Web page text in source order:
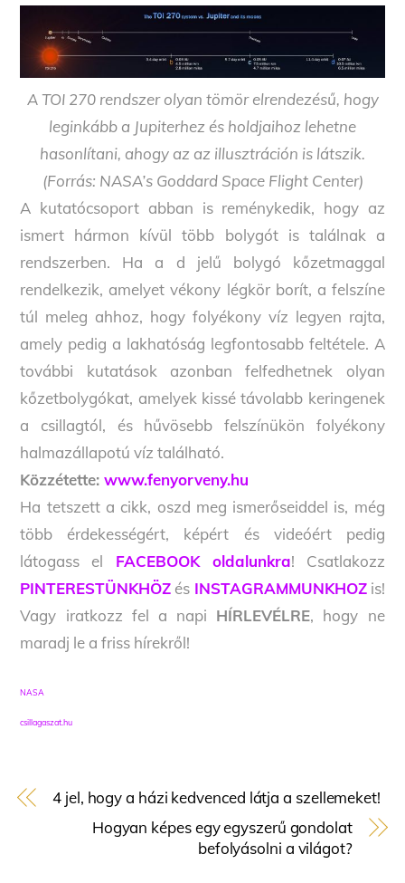
A TOI 270 rendszer olyan tömör elrendezésű, hogy
leginkább a Jupiterhez és holdjaihoz lehetne
hasonlítani, ahogy az az illusztráción is látszik.
(Forrás: NASA’s Goddard Space Flight Center)
A kutatócsoport abban is reménykedik, hogy az
ismert hármon kívül több bolygót is találnak a
rendszerben. Ha a d jelű bolygó kőzetmaggal
rendelkezik, amelyet vékony légkör borít, a felszíne
túl meleg ahhoz, hogy folyékony víz legyen rajta,
amely pedig a lakhatóság legfontosabb feltétele. A
további kutatások azonban felfedhetnek olyan
kőzetbolygókat, amelyek kissé távolabb keringenek
a csillagtól, és hűvösebb felszínükön folyékony
halmazállapotú víz található.
Közzétette:www.fenyorveny.hu
Ha tetszett a cikk, oszd meg ismerőseiddel is, még
több érdekességért, képért és videóért pedig
látogass el FACEBOOK oldalunkra! Csatlakozz
PINTERESTÜNKHÖZ és INSTAGRAMMUNKHOZis!
Vagy iratkozz fel a napi HÍRLEVÉLRE, hogy ne
maradj le a friss hírekről!
NASA
csillagaszat.hu
4 jel, hogy a házi kedvenced látja a szellemeket!
Hogyan képes egy egyszerű gondolat
befolyásolni a világot?